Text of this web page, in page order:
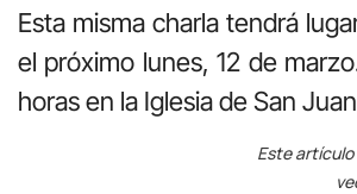
Esta misma charla tendrá
el próximo lunes, 12 de
horas en la Iglesia de San
Este artículo